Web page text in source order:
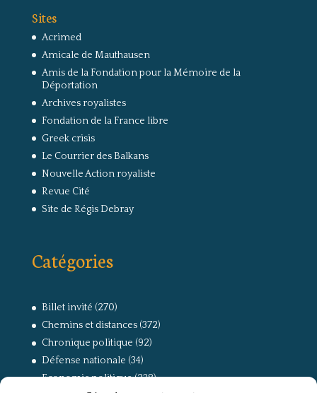
Sites
Acrimed
Amicale de Mauthausen
Amis de la Fondation pour la Mémoire de la
Déportation
Archives royalistes
Fondation de la France libre
Greek crisis
Le Courrier des Balkans
Nouvelle Action royaliste
Revue Cité
Site de Régis Debray
Catégories
Billet invité (270)
Chemins et distances(372)
Chronique politique (92)
Défense nationale (34)
Economie politique(238)